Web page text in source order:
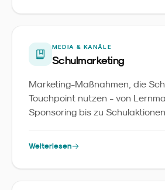
MEDIA & KANÄLE
Schulmarketing
Marketing-Maßnahmen, die
Touchpoint nutzen - von
Sponsoring bis zu Schulaktionen.
Weiterlesen